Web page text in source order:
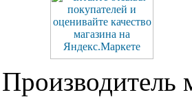
Производитель